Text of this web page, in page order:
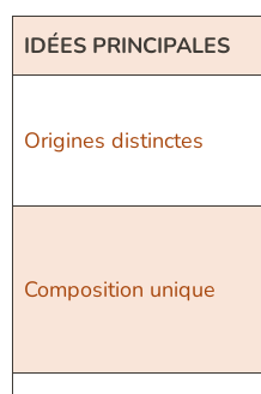
IDÉES PRINCIPALES
Origines distinctes
Composition unique